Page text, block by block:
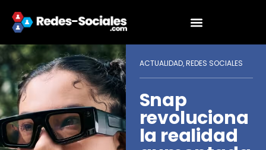
ACTUALIDAD, REDES SOCIALES
Snap
revoluciona
la realidad